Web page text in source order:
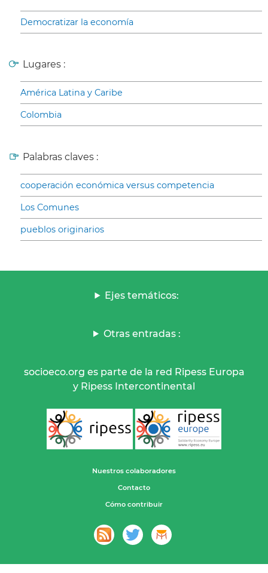
Democratizar la economía
Lugares :
América Latina y Caribe
Colombia
Palabras claves :
cooperación económica versus competencia
Los Comunes
pueblos originarios
Ejes temáticos:
Otras entradas :
socioeco.org es parte de la red Ripess Europa
y Ripess Intercontinental
Nuestros colaboradores
Contacto
Cómo contribuir